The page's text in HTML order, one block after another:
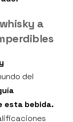
a
del
esta bebida.